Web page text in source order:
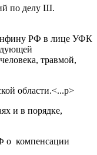
по делу Ш.
РФ в лице УФК
травмой,
области.<...p>
и в порядке,
о компенсации